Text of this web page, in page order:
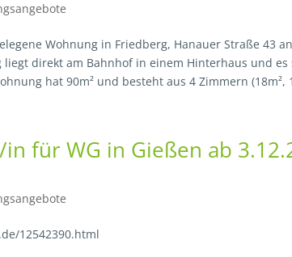
Wohnung in Friedberg, Hanauer Straße 43
liegt direkt am Bahnhof in einem Hinterhaus und
hat 90m² und besteht aus 4 Zimmern (18m²,
für WG in Gießen ab
12542390.html